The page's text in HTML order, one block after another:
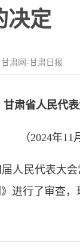
决定
肃网-甘肃日报
甘肃省人民代
（2024年
民代表大会
进行了审查